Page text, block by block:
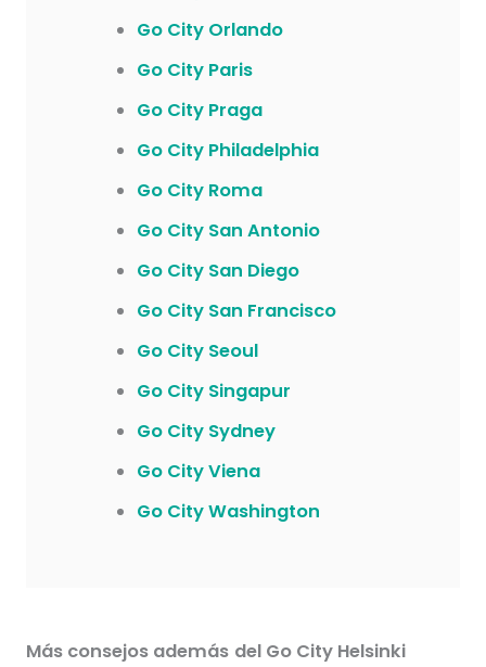
Go City Orlando
Go City Paris
Go City Praga
Go City Philadelphia
Go City Roma
Go City San Antonio
Go City San Diego
Go City San Francisco
Go City Seoul
Go City Singapur
Go City Sydney
Go City Viena
Go City Washington
Más consejos además del Go City Helsinki